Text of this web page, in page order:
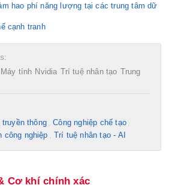
hao phí năng lượng tại các trung tâm dữ
cạnh tranh
Máy tính Nvidia Trí tuệ nhân tạo Trung
thông
Công nghiệp chế tạo​
công nghiệp Trí tuệ nhân tạo - AI
Cơ khí chính xác